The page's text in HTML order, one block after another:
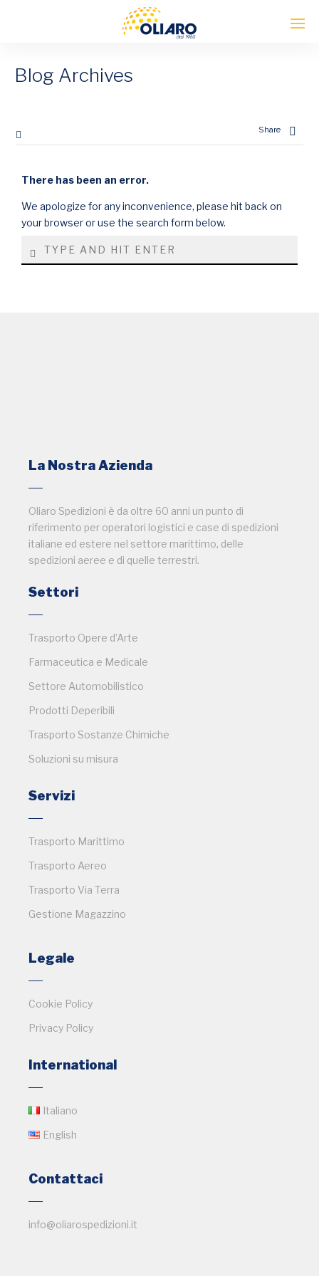
Blog Archives
Share
There has been an error.
We apologize for any inconvenience, please hit back on
your browser or use the search form below.
La Nostra Azienda
Oliaro Spedizioni è da oltre 60 anni un punto di
riferimento per operatori logistici e case di spedizioni
italiane ed estere nel settore marittimo, delle
spedizioni aeree e di quelle terrestri.
Settori
Trasporto Opere d’Arte
Farmaceutica e Medicale
Settore Automobilistico
Prodotti Deperibili
Trasporto Sostanze Chimiche
Soluzioni su misura
Servizi
Trasporto Marittimo
Trasporto Aereo
Trasporto Via Terra
Gestione Magazzino
Legale
Cookie Policy
Privacy Policy
International
Italiano
English
Contattaci
info@oliarospedizioni.it